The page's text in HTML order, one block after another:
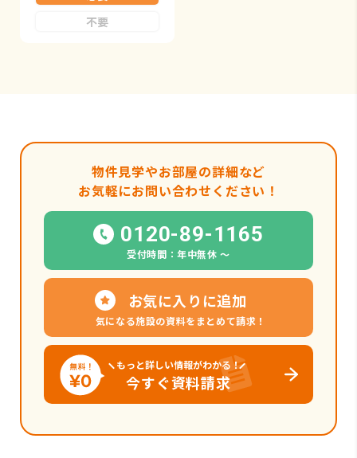
不要
物件見学やお部屋の詳細など
お気軽にお問い合わせください！
0120-89-1165
受付時間：年中無休 〜
お気に入りに追加
気になる施設の資料をまとめて請求！
もっと詳しい情報がわかる！
今すぐ資料請求